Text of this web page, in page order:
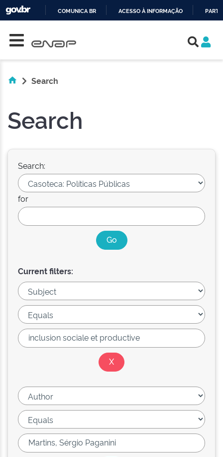
COMUNICA BR ACESSO À INFORMAÇÃO
Search
Search
Search:
for
Current filters: